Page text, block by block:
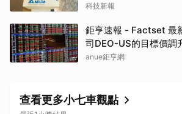
科技新報
鉅亨速報 - Factset 最
司DEO-US的目標價調
約3.43%
anue鉅亨網
查看更多小七車觀點
取消